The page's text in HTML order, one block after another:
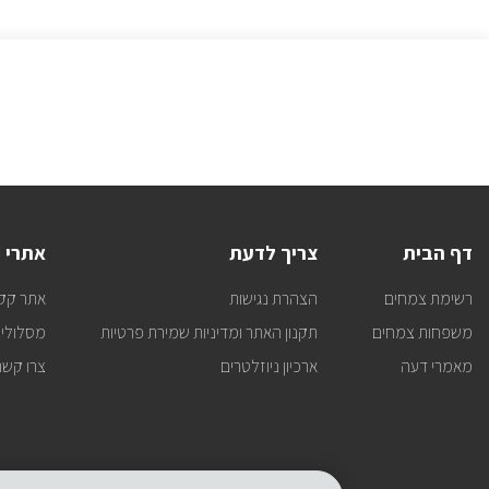
דף הבית
רשימת צמחים
משפחות צמחים
מאמרי דעה
צריך לדעת
הצהרת נגישות
תקנון האתר ומדיניות שמירת פרטיות
ארכיון ניוזלטרים
אתר
צרו